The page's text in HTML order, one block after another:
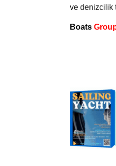
ve denizcilik
Boats